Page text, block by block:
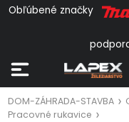
Obľúbené značky
DOM-ZÁHRADA-STAVBA
Pracovné rukavice